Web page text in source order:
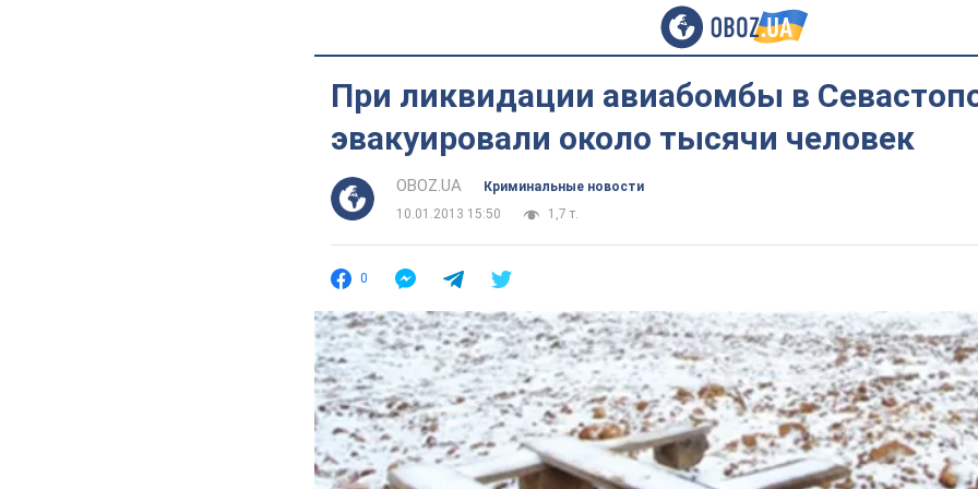
При ликвидации авиабомбы в
эвакуировали около тысячи человек
OBOZ.UA
Криминальные новости
10.01.2013 15:50
1,7 т.
0